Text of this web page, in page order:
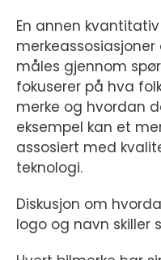
En annen
måles gjennom
fokuserer på hva
merke og hvordan
eksempel kan et
assosiert med
teknologi.
Diskusjon om
logo og navn skiller